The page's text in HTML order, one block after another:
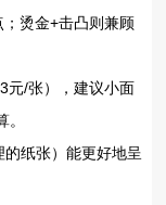
烫金+击凸则兼顾
元/张），建议小面
纸张）能更好地呈